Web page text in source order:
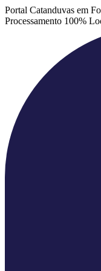
Portal Catanduvas em
Processamento 100%